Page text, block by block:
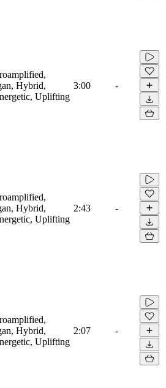
Hybrid,
Uplifting
3:00 -
Hybrid,
Uplifting
2:43 -
Hybrid,
Uplifting
2:07 -